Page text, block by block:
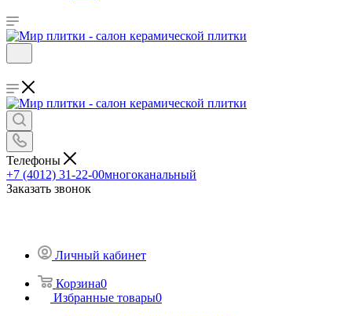
Телефоны
+7 (4012) 31-22-00многоканальный
Заказать звонок
Личный кабинет
Корзина0
Избранные товары0